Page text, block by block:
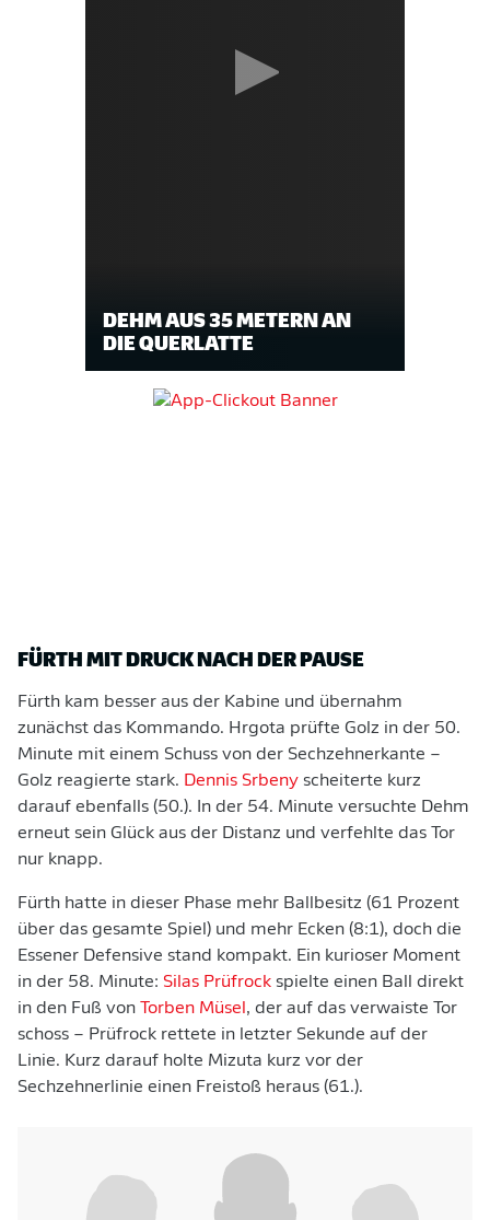
DEHM AUS 35 METERN AN
DIE QUERLATTE
FÜRTH MIT DRUCK NACH DER PAUSE
Fürth kam besser aus der Kabine und übernahm
zunächst das Kommando. Hrgota prüfte Golz in der 50.
Minute mit einem Schuss von der Sechzehnerkante –
Golz reagierte stark. Dennis Srbeny scheiterte kurz
darauf ebenfalls (50.). In der 54. Minute versuchte Dehm
erneut sein Glück aus der Distanz und verfehlte das Tor
nur knapp.
Fürth hatte in dieser Phase mehr Ballbesitz (61 Prozent
über das gesamte Spiel) und mehr Ecken (8:1), doch die
Essener Defensive stand kompakt. Ein kurioser Moment
in der 58. Minute: Silas Prüfrock spielte einen Ball direkt
in den Fuß von
Torben Müsel , der auf das verwaiste Tor
schoss – Prüfrock rettete in letzter Sekunde auf der
Linie. Kurz darauf holte Mizuta kurz vor der
Sechzehnerlinie einen Freistoß heraus (61.).